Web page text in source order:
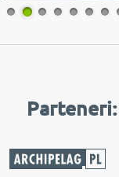
1 2 3 4 5 6 7 8
Parteneri: